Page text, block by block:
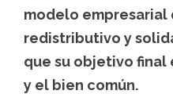
modelo
redistributivo y
que su objetivo
y el bien común.